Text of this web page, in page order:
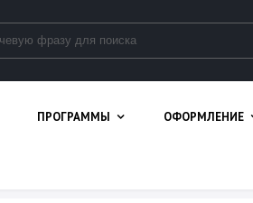
ПРОГРАММЫ ОФОРМЛЕНИЕ